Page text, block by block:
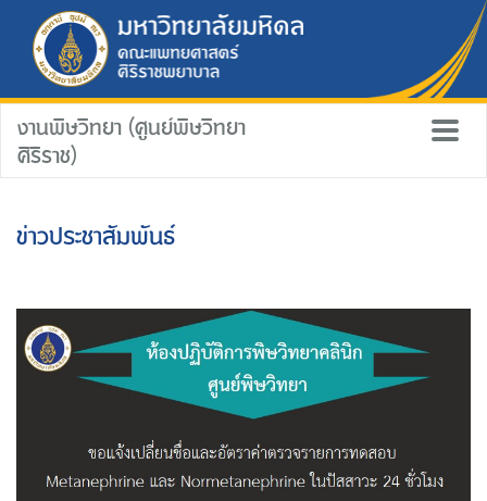
งานพิษวิทยา (ศูนย์พิษวิทยา
ศิริราช)
ข่าวประชาสัมพันธ์